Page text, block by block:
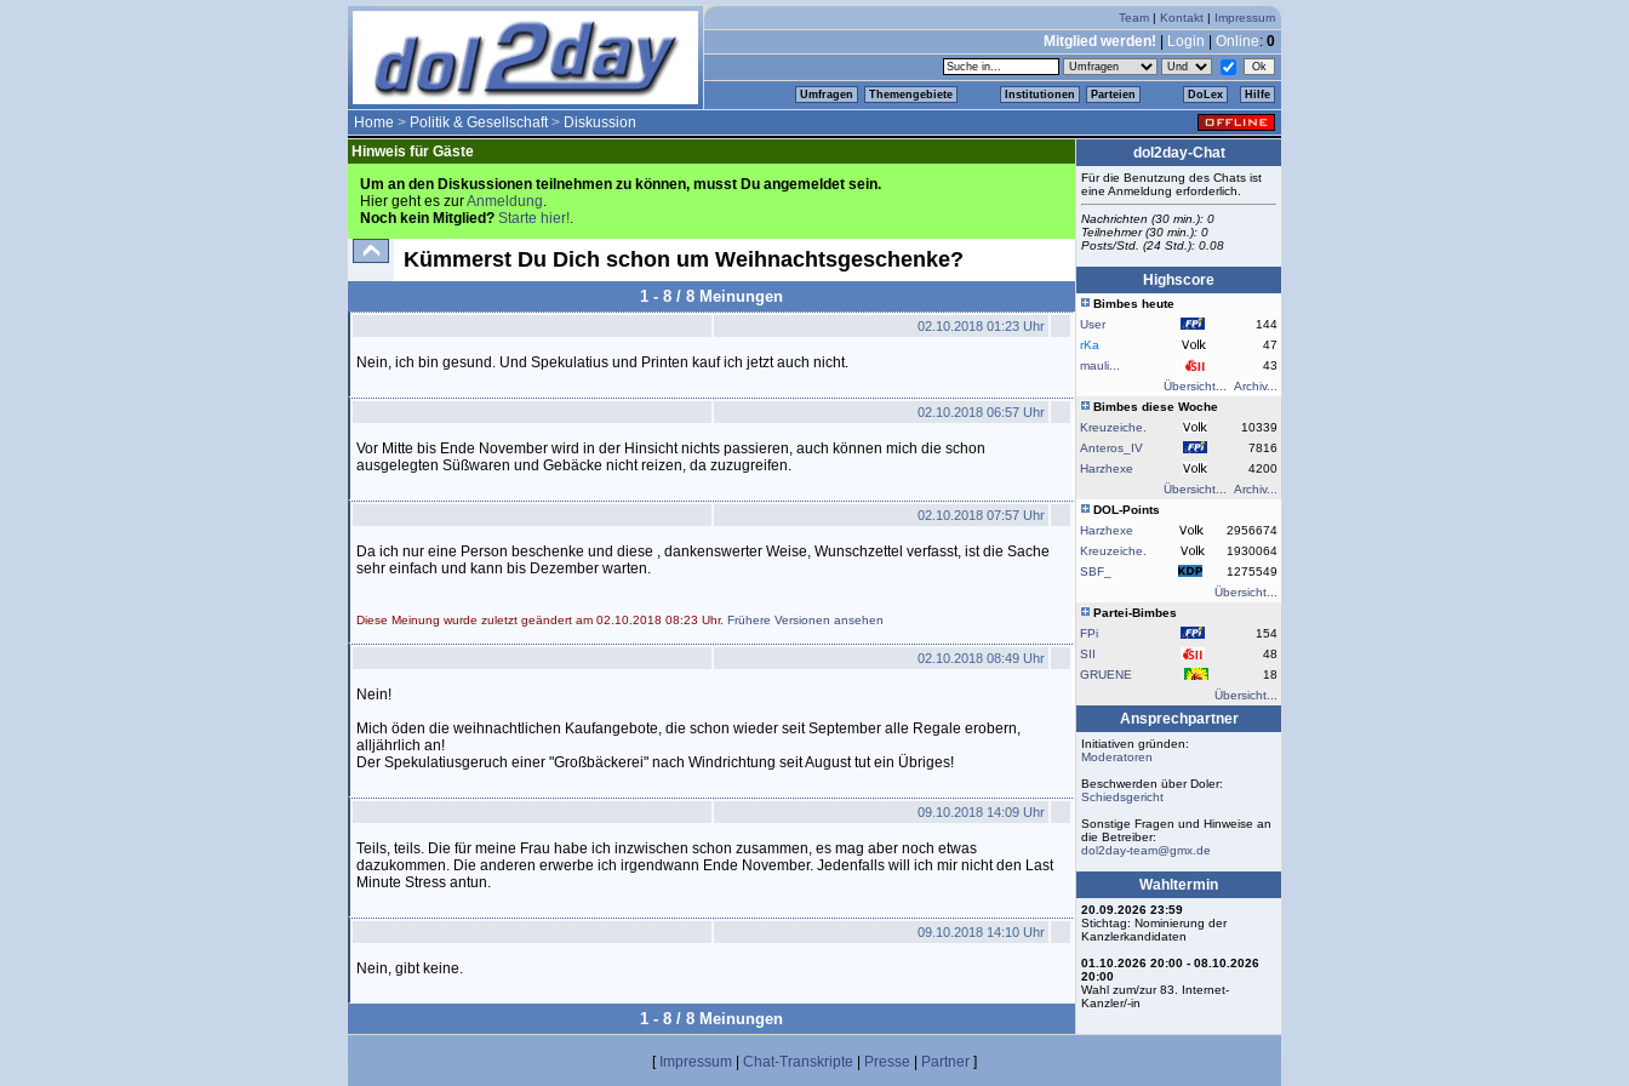
Team | Kontakt | Impressum
Mitglied werden! Login Online: 0
Umfragen Themengebiete Institutionen Parteien DoLex Hilfe
Home > Politik & Gesellschaft> Diskussion
Hinweis für Gäste
Um an den Diskussionen teilnehmen zu können, musst Du angemeldet sein.
Hier geht es zurAnmeldung.
Noch kein Mitglied? Starte hier!.
Kümmerst Du Dich schon um Weihnachtsgeschenke?
1 - 8 / 8 Meinungen
02.10.2018 01:23 Uhr
Nein, ich bin gesund. Und Spekulatius und Printen kauf ich jetzt auch nicht.
02.10.2018 06:57 Uhr
Vor Mitte bis Ende November wird in der Hinsicht nichts passieren, auch können mich die schon
ausgelegten Süßwaren und Gebäcke nicht reizen, da zuzugreifen.
02.10.2018 07:57 Uhr
Da ich nur eine Person beschenke und diese , dankenswerter Weise, Wunschzettel verfasst, ist die Sache
sehr einfach und kann bis Dezember warten.
Diese Meinung wurde zuletzt geändert am 02.10.2018 08:23 Uhr. Frühere Versionen ansehen
02.10.2018 08:49 Uhr
Nein!
Mich öden die weihnachtlichen Kaufangebote, die schon wieder seit September alle Regale erobern,
alljährlich an!
Der Spekulatiusgeruch einer "Großbäckerei" nach Windrichtung seit August tut ein Übriges!
09.10.2018 14:09 Uhr
Teils, teils. Die für meine Frau habe ich inzwischen schon zusammen, es mag aber noch etwas
dazukommen. Die anderen erwerbe ich irgendwann Ende November. Jedenfalls will ich mir nicht den Last
Minute Stress antun.
09.10.2018 14:10 Uhr
Nein, gibt keine.
1 - 8 / 8 Meinungen
dol2day-Chat
Für die Benutzung des Chats ist
eine Anmeldung erforderlich.
Nachrichten (30 min.): 0
Teilnehmer (30 min.): 0
Posts/Std. (24 Std.): 0.08
Highscore
Bimbes heute
User
144
rKa
47
mauli...
43
Übersicht...
Archiv...
Bimbes diese Woche
Kreuzeiche.
10339
Anteros_IV
7816
Harzhexe
4200
Übersicht...
Archiv...
DOL-Points
Harzhexe
2956674
Kreuzeiche.
1930064
SBF_
1275549
Übersicht...
Partei-Bimbes
FPi
154
SII
48
GRUENE
18
Übersicht...
Ansprechpartner
Initiativen gründen:
Moderatoren
Beschwerden über Doler:
Schiedsgericht
Sonstige Fragen und Hinweise an
die Betreiber:
dol2day-team@gmx.de
Wahltermin
20.09.2026 23:59
Stichtag: Nominierung der
Kanzlerkandidaten
01.10.2026 20:00 - 08.10.2026
20:00
Wahl zum/zur 83. Internet-
Kanzler/-in
[ Impressum Chat-Transkripte Presse Partner ]